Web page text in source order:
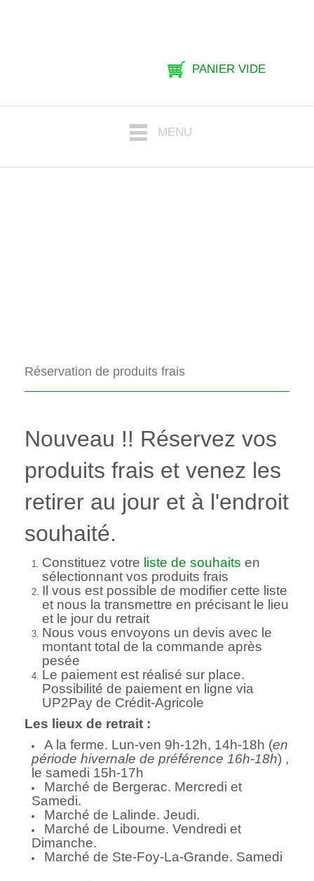
PANIER VIDE
MENU
Réservation de produits frais
Nouveau !! Réservez vos
produits frais et venez les
retirer au jour et à l'endroit
souhaité.
Constituez votre liste de souhaits en
sélectionnant vos produits frais
Il vous est possible de modifier cette liste
et nous la transmettre en précisant le lieu
et le jour du retrait
Nous vous envoyons un devis avec le
montant total de la commande après
pesée
Le paiement est réalisé sur place.
Possibilité de paiement en ligne via
UP2Pay de Crédit-Agricole
Les lieux de retrait :
A la ferme. Lun-ven 9h-12h, 14h-18h (en
période hivernale de préférence 16h-18h) ,
le samedi 15h-17h
Marché de Bergerac. Mercredi et
Samedi.
Marché de Lalinde. Jeudi.
Marché de Libourne. Vendredi et
Dimanche.
Marché de Ste-Foy-La-Grande. Samedi